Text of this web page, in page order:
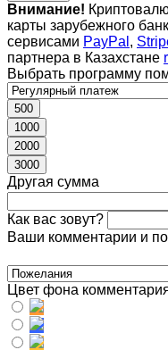
Внимание!
карты зарубежного
сервисами PayPal ,
партнера в Казахстане
Выбрать программу
500
1000
2000
3000
Другая сумма
Как вас зовут?
Ваши комментарии и
Цвет фона